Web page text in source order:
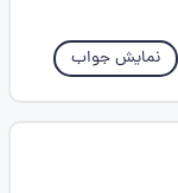
نمایش جواب